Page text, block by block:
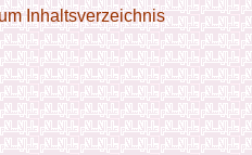
Inhaltsverzeichnis